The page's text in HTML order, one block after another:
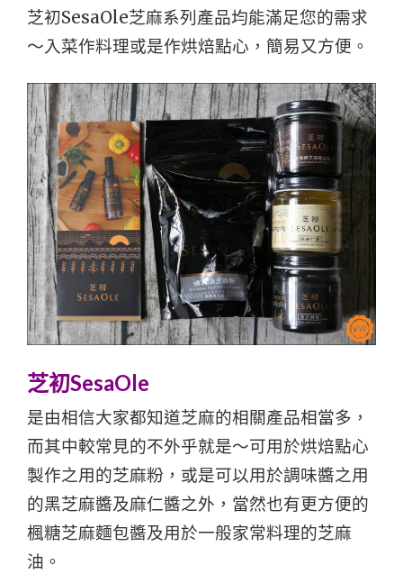
芝初SesaOle芝麻系列產品均能滿足您的需求
～入菜作料理或是作烘焙點心，簡易又方便。
芝初SesaOle
是由相信大家都知道芝麻的相關產品相當多，
而其中較常見的不外乎就是～可用於烘焙點心
製作之用的芝麻粉，或是可以用於調味醬之用
的黑芝麻醬及麻仁醬之外， 當然也有更方便的
楓糖芝麻麵包醬及用於一般家常料理的芝麻
油。